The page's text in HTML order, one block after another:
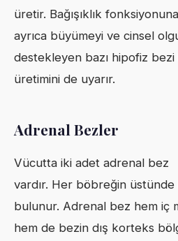
üretir. Bağışıklık
ayrıca büyümeyi ve cinsel
destekleyen bazı hipofiz bezi
üretimini de uyarır.
Adrenal Bezler
Vücutta iki adet adrenal bez
vardır. Her böbreğin
bulunur. Adrenal bez hem iç
hem de bezin dış korteks